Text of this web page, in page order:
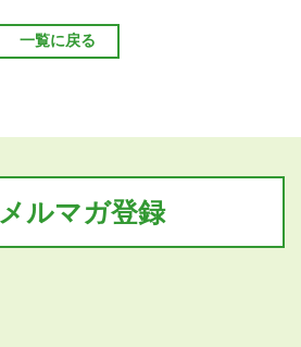
一覧に戻る
メルマガ登録